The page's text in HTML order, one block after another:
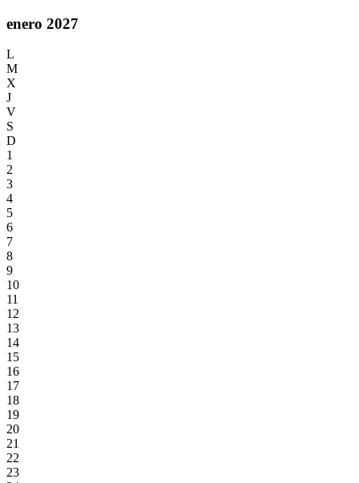
enero 2027
L
M
X
J
V
S
D
1
2
3
4
5
6
7
8
9
10
11
12
13
14
15
16
17
18
19
20
21
22
23